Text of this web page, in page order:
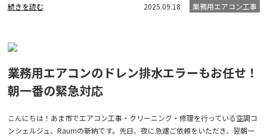
続きを読む 2025.09.18 業務用エアコン工事
業務用エアコンのドレン排水エラーもお任せ！
朝一番の緊急対応
こんにちは！あま市でエアコン工事・クリーニング・修理を行っている空調コ
ンシェルジュ、Raumの新納です。先日、夜に急遽ご依頼をいただき、翌朝一